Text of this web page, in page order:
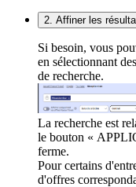
2. Affiner les
Si besoin, vous
en sélectionnant
de recherche.
La recherche est
le bouton «
ferme.
Pour certains
d'offres